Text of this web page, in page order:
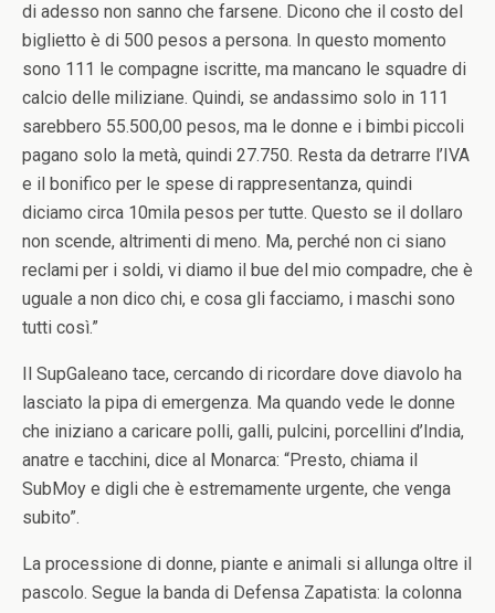
di adesso non sanno che farsene. Dicono che il costo del
biglietto è di 500 pesos a persona. In questo momento
sono 111 le compagne iscritte, ma mancano le squadre di
calcio delle miliziane. Quindi, se andassimo solo in 111
sarebbero 55.500,00 pesos, ma le donne e i bimbi piccoli
pagano solo la metà, quindi 27.750. Resta da detrarre l’IVA
e il bonifico per le spese di rappresentanza, quindi
diciamo circa 10mila pesos per tutte. Questo se il dollaro
non scende, altrimenti di meno. Ma, perché non ci siano
reclami per i soldi, vi diamo il bue del mio compadre, che è
uguale a non dico chi, e cosa gli facciamo, i maschi sono
tutti così.”
Il SupGaleano tace, cercando di ricordare dove diavolo ha
lasciato la pipa di emergenza. Ma quando vede le donne
che iniziano a caricare polli, galli, pulcini, porcellini d’India,
anatre e tacchini, dice al Monarca: “Presto, chiama il
SubMoy e digli che è estremamente urgente, che venga
subito”.
La processione di donne, piante e animali si allunga oltre il
pascolo. Segue la banda di Defensa Zapatista: la colonna